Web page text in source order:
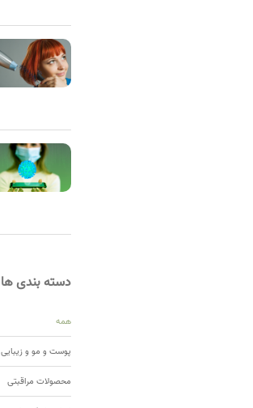
دسته بندی ها
همه
پوست و مو و زیبایی
محصولات مراقبتی